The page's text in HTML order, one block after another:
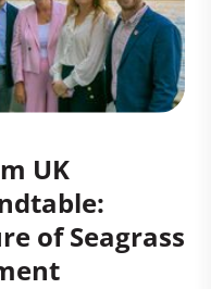
UK
of Seagrass